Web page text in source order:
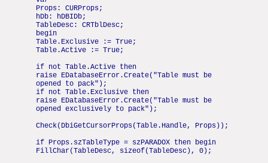
Props: CURProps;
hDb: hDBIDb;
TableDesc: CRTblDesc;
begin
Table.Exclusive := True;
Table.Active := True;
if not Table.Active then
raise EDatabaseError.Create("Table must be
opened to pack");
if not Table.Exclusive then
raise EDatabaseError.Create("Table must be
opened exclusively to pack");
Check(DbiGetCursorProps(Table.Handle, Props));
if Props.szTableType = szPARADOX then begin
FillChar(TableDesc, sizeof(TableDesc), 0);